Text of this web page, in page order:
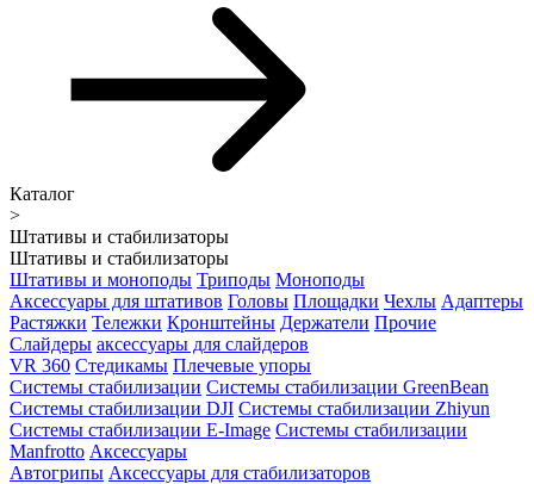
Каталог
>
Штативы и стабилизаторы
Штативы и стабилизаторы
Штативы и моноподы Триподы Моноподы
Аксессуары для штативов Головы Площадки Чехлы Адаптеры
Растяжки Тележки Кронштейны Держатели Прочие
Слайдеры аксессуары для слайдеров
VR 360 Стедикамы Плечевые упоры
Системы стабилизации Системы стабилизации GreenBean
Системы стабилизации DJI Системы стабилизации Zhiyun
Системы стабилизации E-Image Системы стабилизации
Manfrotto Аксессуары
Автогрипы Аксессуары для стабилизаторов